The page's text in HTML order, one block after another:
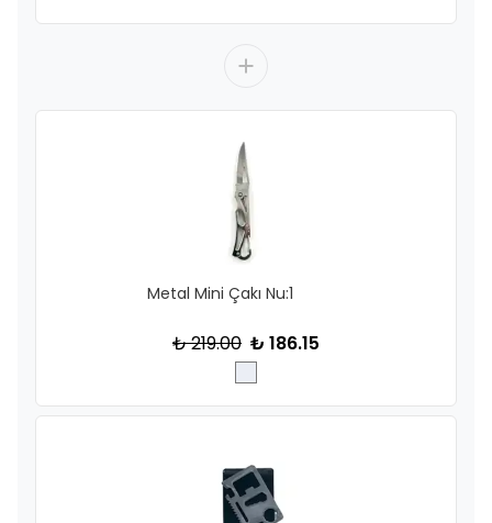
Metal Mini Çakı Nu:1
₺ 219.00 ₺ 186.15